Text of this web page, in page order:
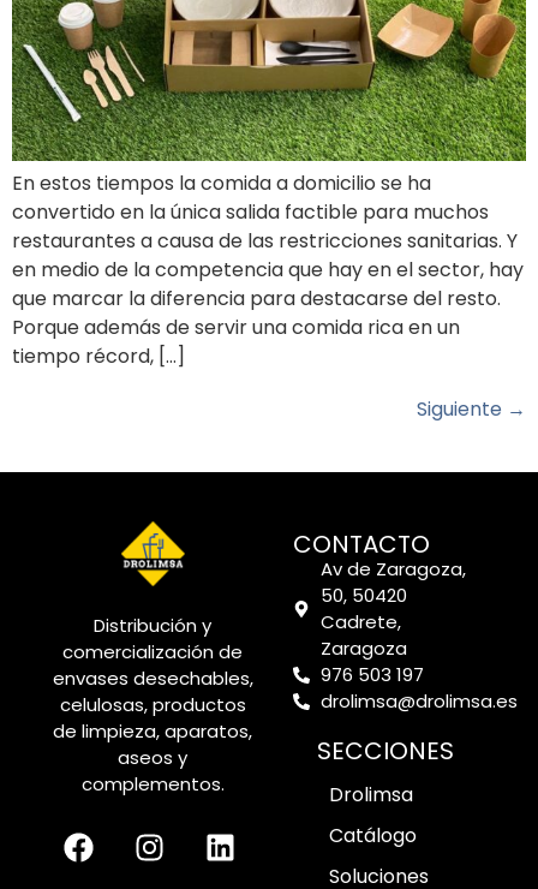
En estos tiempos la comida a domicilio se ha
convertido en la única salida factible para muchos
restaurantes a causa de las restricciones sanitarias. Y
en medio de la competencia que hay en el sector, hay
que marcar la diferencia para destacarse del resto.
Porque además de servir una comida rica en un
tiempo récord, […]
Siguiente →
Distribución y
comercialización de
envases desechables,
celulosas, productos
de limpieza, aparatos,
aseos y
complementos.
CONTACTO
Av de Zaragoza,
50, 50420
Cadrete,
Zaragoza
976 503 197
drolimsa@drolimsa.es
SECCIONES
Drolimsa
Catálogo
Soluciones